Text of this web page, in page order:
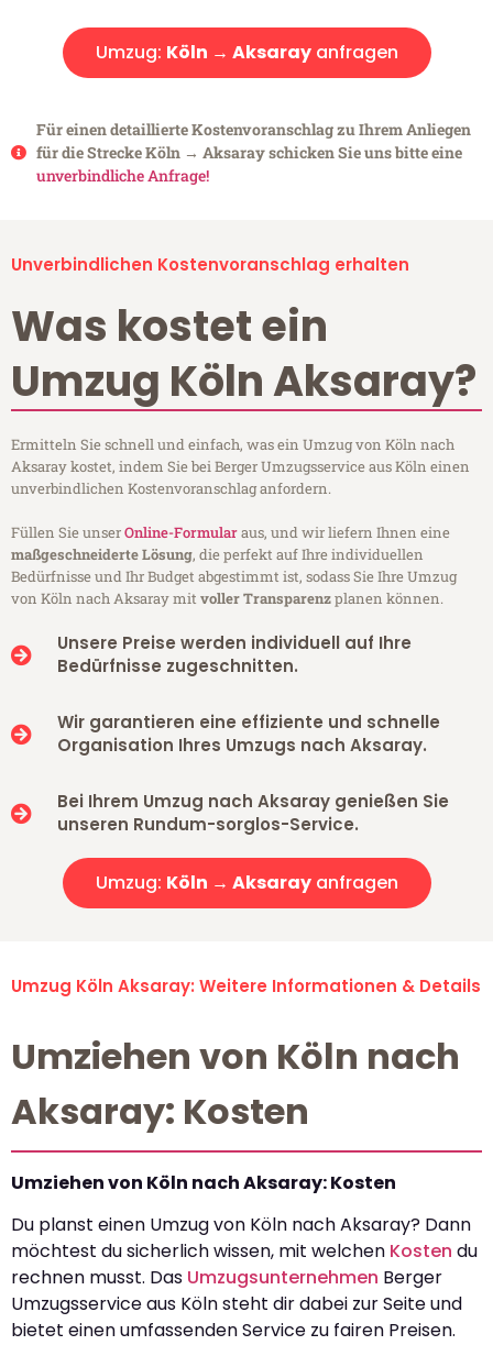
Umzug: Köln → Aksarayanfragen
Für einen detaillierte Kostenvoranschlag zu Ihrem Anliegen
für die Strecke Köln → Aksaray schicken Sie uns bitte eine
unverbindliche Anfrage!
Unverbindlichen Kostenvoranschlag erhalten
Was kostet ein
Umzug Köln Aksaray?
Ermitteln Sie schnell und einfach, was ein Umzug von Köln nach
Aksaray kostet, indem Sie bei Berger Umzugsservice aus Köln einen
unverbindlichen Kostenvoranschlag anfordern.
Füllen Sie unserOnline-Formularaus, und wir liefern Ihnen eine
maßgeschneiderte Lösung, die perfekt auf Ihre individuellen
Bedürfnisse und Ihr Budget abgestimmt ist, sodass Sie Ihre Umzug
von Köln nach Aksaray mitvoller Transparenzplanen können.
Unsere Preise werden individuell auf Ihre
Bedürfnisse zugeschnitten.
Wir garantieren eine effiziente und schnelle
Organisation Ihres Umzugs nach Aksaray.
Bei Ihrem Umzug nach Aksaray genießen Sie
unseren Rundum-sorglos-Service.
Umzug: Köln → Aksarayanfragen
Umzug Köln Aksaray: Weitere Informationen & Details
Umziehen von Köln nach
Aksaray: Kosten
Umziehen von Köln nach Aksaray: Kosten
Du planst einen Umzug von Köln nach Aksaray? Dann
möchtest du sicherlich wissen, mit welchen Kosten du
rechnen musst. Das Umzugsunternehmen Berger
Umzugsservice aus Köln steht dir dabei zur Seite und
bietet einen umfassenden Service zu fairen Preisen.